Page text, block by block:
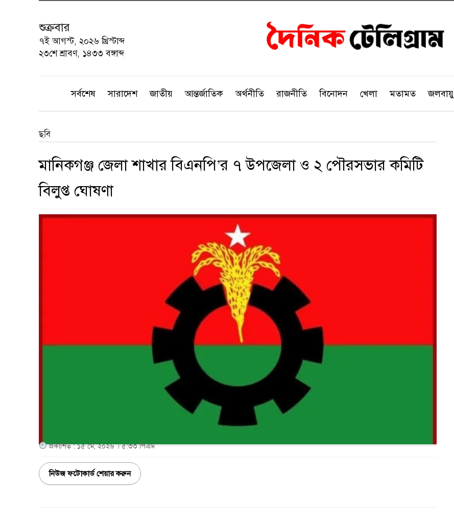
শুক্রবার
৭ই আগস্ট, ২০২৬ খ্রিস্টাব্দ
২৩শে শ্রাবণ, ১৪৩৩ বঙ্গাব্দ
সর্বশেষ সারাদেশ জাতীয় আন্তর্জাতিক অর্থনীতি রাজনীতি বিনোদন খেলা মতামত জলবায়ু
ছবি
মানিকগঞ্জ জেলা শাখার বিএনপি’র ৭ উপজেলা ও ২ পৌরসভার কমিটি
বিলুপ্ত ঘোষণা
প্রকাশিত : ১৫ মে, ২০২৬ । ৫:৩৩ পিএম
নিউজ ফটোকার্ড শেয়ার করুন